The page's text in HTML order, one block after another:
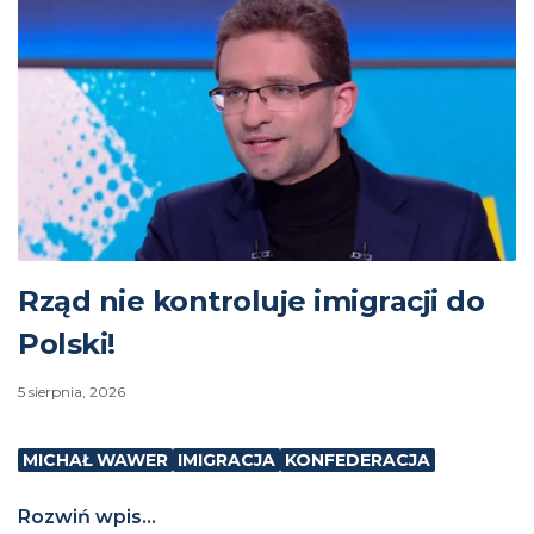
Rząd nie kontroluje imigracji do
Polski!
5 sierpnia, 2026
MICHAŁ WAWER IMIGRACJA KONFEDERACJA
Rozwiń wpis...